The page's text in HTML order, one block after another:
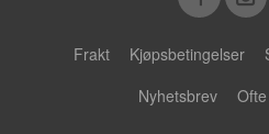
Frakt Kjøpsbetingelser
Nyhetsbrev